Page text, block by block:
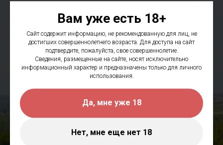
Вам уже есть 18+
Сайт содержит информацию, не рекомендованную для лиц, не
достигших совершеннолетнего возраста. Для доступа на сайт
подтвердите, пожалуйста, свое совершеннолетие.
Сведения, размещенные на сайте, носят исключительно
информационный характер и предназначены только для личного
использования.
Да, мне уже 18
Нет, мне еще нет 18